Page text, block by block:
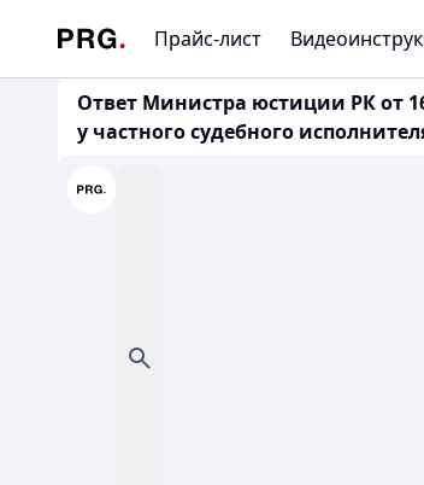
Прайс-лист
Ответ Министра юстиции РК от
у частного судебного